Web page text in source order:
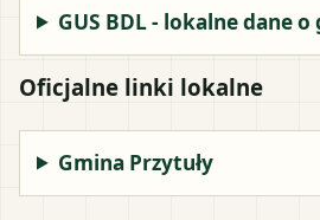
GUS BDL - lokalne dane
Oficjalne linki lokalne
Gmina Przytuły